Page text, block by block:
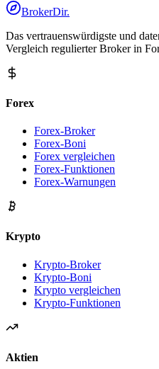
BrokerDir.
Das vertrauenswürdigste und
Vergleich regulierter Broker in
Forex
Forex-Broker
Forex-Boni
Forex vergleichen
Forex-Funktionen
Forex-Warnungen
Krypto
Krypto-Broker
Krypto-Boni
Krypto vergleichen
Krypto-Funktionen
Aktien